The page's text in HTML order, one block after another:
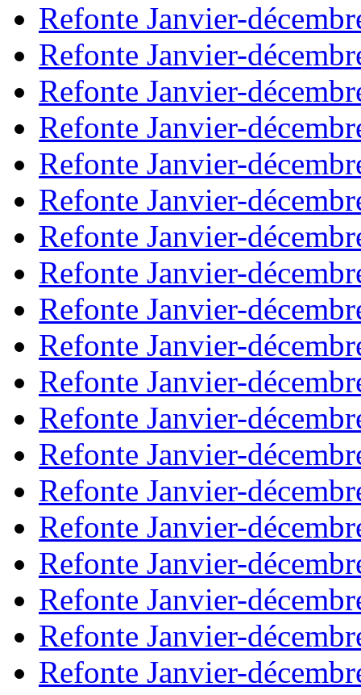
Refonte Janvier-
Refonte Janvier-
Refonte Janvier-
Refonte Janvier-
Refonte Janvier-
Refonte Janvier-
Refonte Janvier-
Refonte Janvier-
Refonte Janvier-
Refonte Janvier-
Refonte Janvier-
Refonte Janvier-
Refonte Janvier-
Refonte Janvier-
Refonte Janvier-
Refonte Janvier-
Refonte Janvier-
Refonte Janvier-
Refonte Janvier-